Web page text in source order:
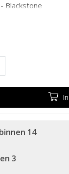
Blackstone
In
14
3